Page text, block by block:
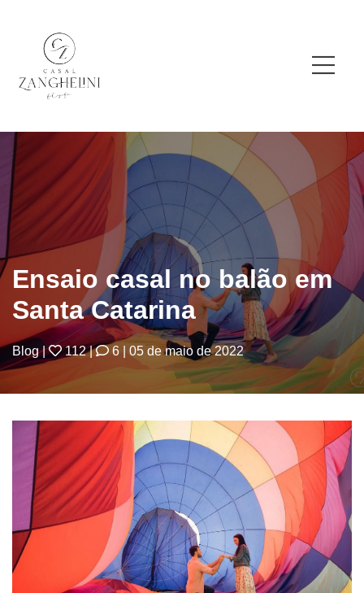
Ensaio casal no balão em
Santa Catarina
Blog | 112 | 6 05 de maio de 2022